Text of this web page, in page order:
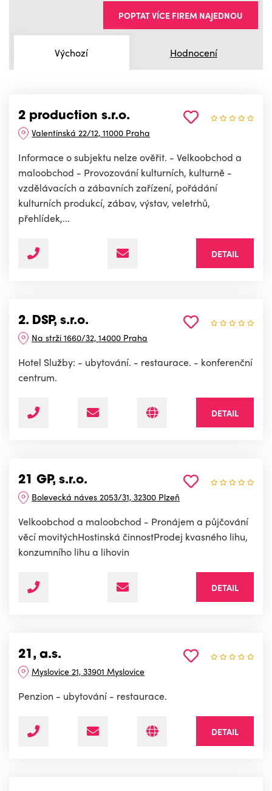
Výchozí Hodnocení
POPTAT VÍCE FIREM NAJEDNOU
2 production s.r.o.
Valentinská 22/12, 11000 Praha
Informace o subjektu nelze ověřit. - Velkoobchod a
maloobchod - Provozování kulturních, kulturně -
vzdělávacích a zábavních zařízení, pořádání
kulturních produkcí, zábav, výstav, veletrhů,
přehlídek,...
DETAIL
2. DSP, s.r.o.
Na strži 1660/32, 14000 Praha
Hotel Služby: - ubytování. - restaurace. - konferenční
centrum.
DETAIL
21 GP, s.r.o.
Bolevecká náves 2053/31, 32300 Plzeň
Velkoobchod a maloobchod - Pronájem a půjčování
věcí movitýchHostinská činnostProdej kvasného lihu,
konzumního lihu a lihovin
DETAIL
21, a.s.
Myslovice 21, 33901 Myslovice
Penzion - ubytování - restaurace.
DETAIL